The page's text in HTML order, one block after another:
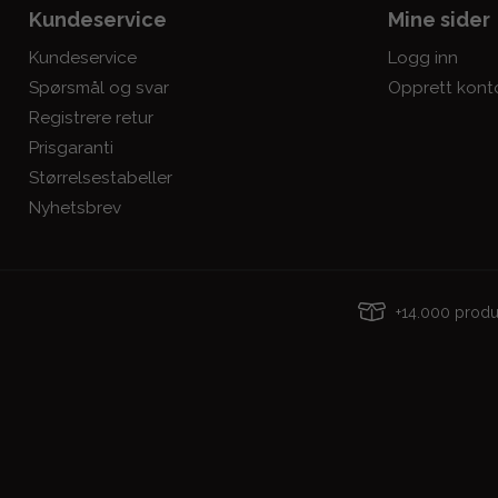
Kundeservice
Kundeservice
Spørsmål og svar
Registrere retur
Prisgaranti
Størrelsestabeller
Nyhetsbrev
Mine sider
Logg inn
Opprett
+14.000